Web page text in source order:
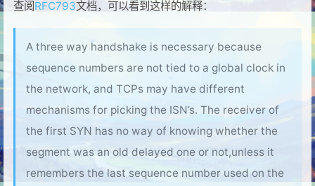
查阅 RFC793文档，可以看到这样的解释：
A three way handshake is necessary because
sequence numbers are not tied to a global clock in
the network, and TCPs may have different
mechanisms for picking the ISN’s. The receiver of
the first SYN has no way of knowing whether the
segment was an old delayed one or not,unless it
remembers the last sequence number used on the